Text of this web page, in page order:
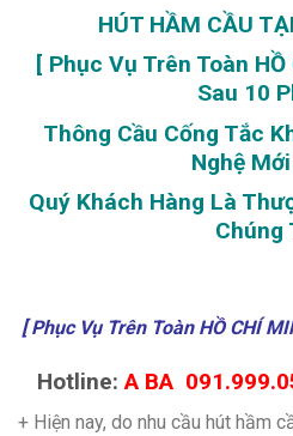
HÚT HẦM CẦU
[ Phục Vụ Trên Toàn
Sau 10
Thông Cầu Cống Tắc
Nghệ
Quý Khách Hàng Là
Chúng
[ Phục Vụ Trên Toàn HỒ CHÍ
Hotline:A BA
+ Hiện nay, do nhu cầu hút hầm